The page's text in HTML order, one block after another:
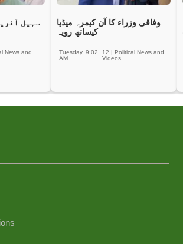
سہیل
News and
وفاقی وزراء کا آن کیمرہ میڈیا
کیساتھ رویہ
12 | Political News and
Videos
Tuesday, 9:02
AM